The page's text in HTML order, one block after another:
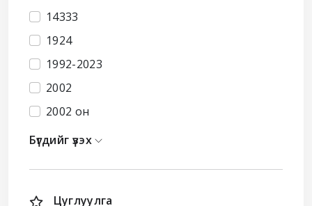
14333
1924
1992-2023
2002
2002 он
Бүгдийг үзэх
Цуглуулга